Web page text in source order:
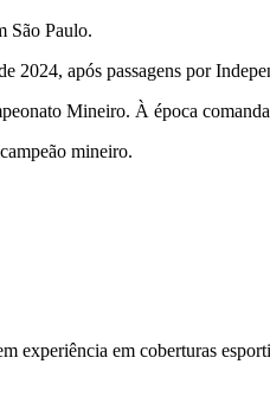
São Paulo.
2024, após passagens por
Mineiro. À época
mineiro.
experiência em coberturas